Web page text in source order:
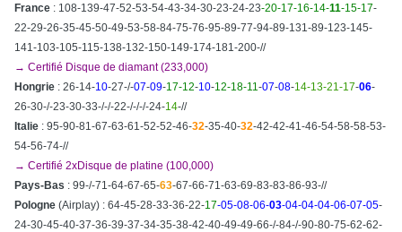
France : 108-139-47-52-53-54-43-34-30-23-24-23-20-17-16-14-11-15-17-
22-29-26-35-45-50-49-53-58-84-75-76-95-89-77-94-89-131-89-123-145-
141-103-105-115-138-132-150-149-174-181-200-//
→ Certifié Disque de diamant (233,000)
Hongrie : 26-14-10-27-/-07-09-17-12-10-12-18-11 -07-08-14-13-21-17-06-
26-30-/-23-30-33-/-/-22-/-/-/-24-14-//
Italie : 95-90-81-67-63-61-52-52-46-32-35-40-32-42-42-41-46-54-58-58-53-
54-56-74-//
→ Certifié 2xDisque de platine (100,000)
Pays-Bas : 99-/-71-64-6 7-65-63-67-66-71-63-69-83-83-86-93-//
Pologne (Airplay) : 64-45-28-33-36-22-17-05-08-06-03-04-04-04-06-07-05-
24-30-45-40-37-36-39-37-34-35-38-42-40-49-49-66-/-84-/-90-80-75-62-62-